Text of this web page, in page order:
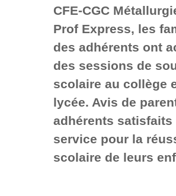
CFE-CGC
Prof Express, les
des adhérents ont
des sessions de
scolaire au collège
lycée. Avis de
adhérents satisfaits
service pour la
scolaire de leurs